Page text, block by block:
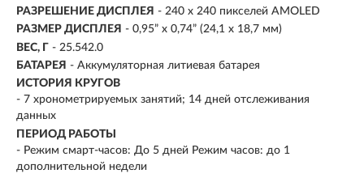
РАЗРЕШЕНИЕ ДИСПЛЕЯ - 240 x 240 пикселей AMOLED
РАЗМЕР ДИСПЛЕЯ - 0,95” x 0,74” (24,1 х 18,7 мм)
ВЕС, Г - 25.542.0
БАТАРЕЯ - Аккумуляторная литиевая батарея
ИСТОРИЯ КРУГОВ
- 7 хронометрируемых занятий; 14 дней отслеживания
данных
ПЕРИОД РАБОТЫ
- Режим смарт-часов: До 5 дней Режим часов: до 1
дополнительной недели